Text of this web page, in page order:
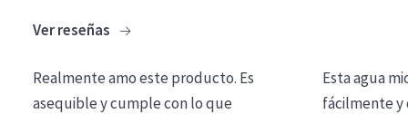
Piel madura
Ver reseñas
Realmente amo este producto. Es
asequible y cumple con lo que
Esta agua
fácilmente y